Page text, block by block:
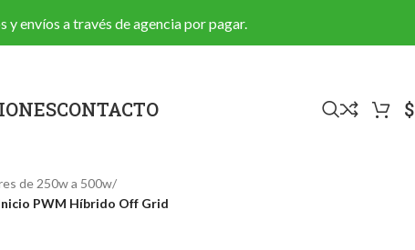
y envíos a través de agencia por pagar.
CONTACTO $
de 250w a 500w/
PWM Híbrido Off Grid